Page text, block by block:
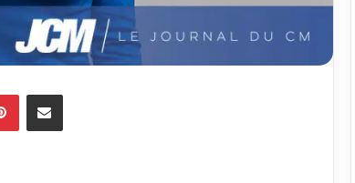
Pinterest Partager par email